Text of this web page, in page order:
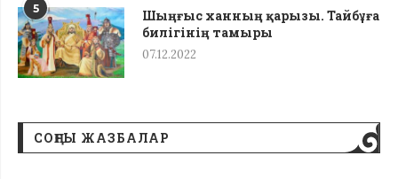
5
Шыңғыс ханның қарызы. Тайбұға
билігінің тамыры
07.12.2022
СОҢҒЫ ЖАЗБАЛАР